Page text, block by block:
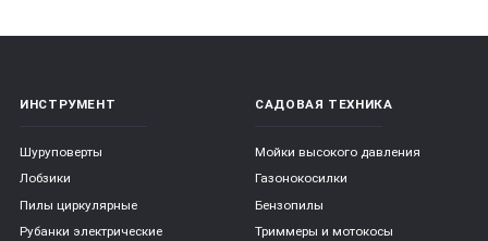
ИНСТРУМЕНТ
Шуруповерты
Лобзики
Пилы циркулярные
Рубанки электрические
САДОВАЯ ТЕХНИКА
Мойки высокого давления
Газонокосилки
Бензопилы
Триммеры и мотокосы